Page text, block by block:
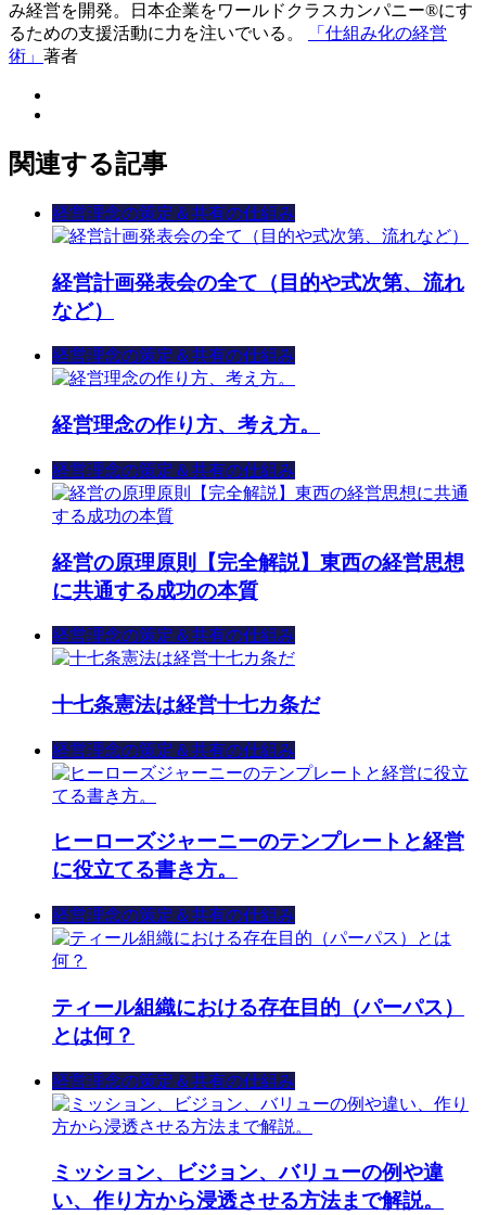
み経営を開発。日本企業をワールドクラスカンパニー®にす
るための支援活動に力を注いでいる。
「仕組み化の経営
術」 著者
関連する記事
経営理念の策定＆共有の仕組み
経営計画発表会の全て（目的や式次第、流れ
など）
経営理念の策定＆共有の仕組み
経営理念の作り方、考え方。
経営理念の策定＆共有の仕組み
経営の原理原則【完全解説】東西の経営思想
に共通する成功の本質
経営理念の策定＆共有の仕組み
十七条憲法は経営十七カ条だ
経営理念の策定＆共有の仕組み
ヒーローズジャーニーのテンプレートと経営
に役立てる書き方。
経営理念の策定＆共有の仕組み
ティール組織における存在目的（パーパス）
とは何？
経営理念の策定＆共有の仕組み
ミッション、ビジョン、バリューの例や違
い、作り方から浸透させる方法まで解説。